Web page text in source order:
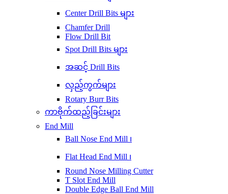
Center Drill Bits များ
Chamfer Drill
Flow Drill Bit
Spot Drill Bits များ
အဆင့် Drill Bits
လှည့်ကွက်များ
Rotary Burr Bits
ကာဗိုက်ထည့်ခြင်းများ
End Mill
Ball Nose End Mill ၊
Flat Head End Mill ၊
Round Nose Milling Cutter
T Slot End Mill
Double Edge Ball End Mill